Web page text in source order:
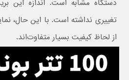
دستگاه مشابه است. اندازه این
تغییری نداشته است. با این حال،
از لحاظ کیفیت بسیار متفاوت‌اند.